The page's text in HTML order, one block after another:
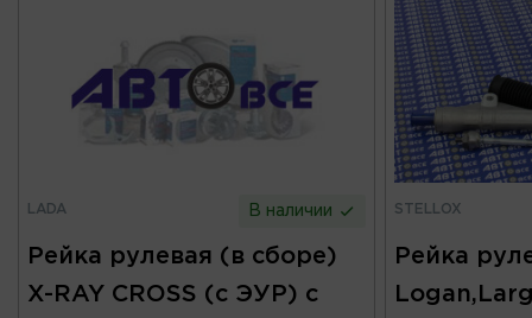
LADA В наличии
Рейка рулевая (в сборе)
X-RAY CROSS (с ЭУР) с
STELLOX
Рейка